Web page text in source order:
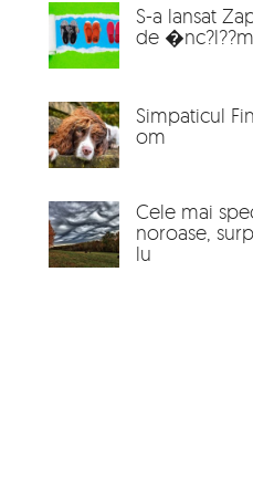
S-a lansat
de
Simpaticul
om
Cele mai
noroase,
lu